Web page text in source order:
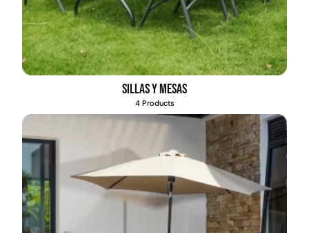
Sillas y mesas
4 Products